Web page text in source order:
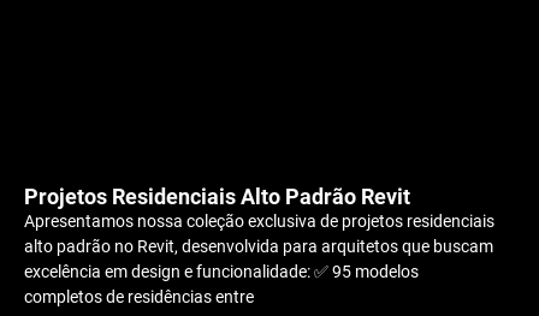
Projetos Residenciais Alto Padrão Revit
Apresentamos nossa coleção exclusiva de projetos residenciais
alto padrão no Revit, desenvolvida para arquitetos que buscam
excelência em design e funcionalidade: ✅ 95 modelos
completos de residências entre